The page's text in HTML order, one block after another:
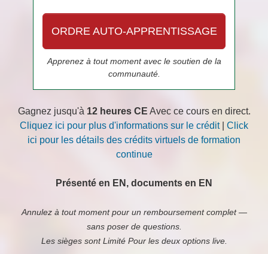
ORDRE AUTO-APPRENTISSAGE
Apprenez à tout moment avec le soutien de la
communauté.
Gagnez jusqu'à 12 heures CE Avec ce cours en direct.
Cliquez ici pour plus d'informations sur le crédit| Click
ici pour les détails des crédits virtuels de formation
continue
Présenté en EN, documents en EN
Annulez à tout moment pour un remboursement complet —
sans poser de questions.
Les sièges sont Limité Pour les deux options live.